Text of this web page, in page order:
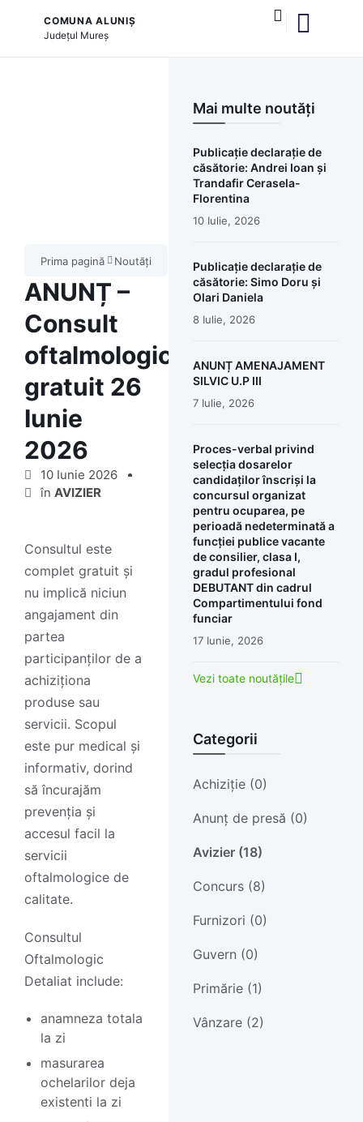
COMUNA ALUNIȘ
Județul Mureș
Prima pagină Noutăți
ANUNȚ –
Consult
oftalmologic
gratuit 26
Iunie
2026
10 Iunie 2026
în AVIZIER
Consultul este
complet gratuit și
nu implică niciun
angajament din
partea
participanților de a
achiziționa
produse sau
servicii. Scopul
este pur medical și
informativ, dorind
să încurajăm
prevenția și
accesul facil la
servicii
oftalmologice de
calitate.
Consultul
Oftalmologic
Detaliat include:
anamneza totala
la zi
masurarea
ochelarilor deja
existenti la zi
Mai multe noutăți
Publicație declarație de
căsătorie: Andrei Ioan și
Trandafir Cerasela-
Florentina
10 Iulie, 2026
Publicație declarație de
căsătorie: Simo Doru și
Olari Daniela
8 Iulie, 2026
ANUNȚ AMENAJAMENT
SILVIC U.P III
7 Iulie, 2026
Proces-verbal privind
selecția dosarelor
candidaților înscriși la
concursul organizat
pentru ocuparea, pe
perioadă nedeterminată a
funcției publice vacante
de consilier, clasa I,
gradul profesional
DEBUTANT din cadrul
Compartimentului fond
funciar
17 Iunie, 2026
Vezi toate noutățile
Categorii
Achiziție (0)
Anunț de presă (0)
Avizier (18)
Concurs (8)
Furnizori (0)
Guvern (0)
Primărie (1)
Vânzare (2)